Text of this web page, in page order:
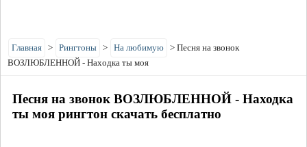
Главная > Рингтоны > На любимую > Песня на звонок
ВОЗЛЮБЛЕННОЙ - Находка ты моя
Песня на звонок ВОЗЛЮБЛЕННОЙ - Находка
ты моя рингтон скачать бесплатно